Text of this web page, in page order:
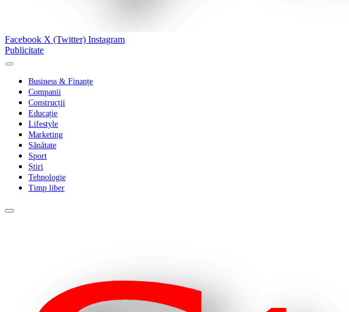
Facebook X (Twitter) Instagram
Publicitate
Business & Finanțe
Companii
Construcții
Educație
Lifestyle
Marketing
Sănătate
Sport
Știri
Tehnologie
Timp liber